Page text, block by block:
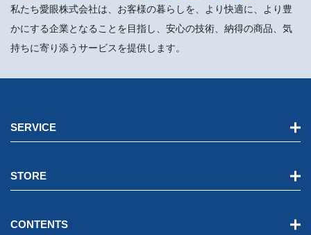
私たち愛眼株式会社は、お客様の暮らしを、より快適に、より豊
かにする企業となることを目指し、安心の技術、納得の商品、気
持ちに寄り添うサービスを提供します。
SERVICE
STORE
CONTENTS